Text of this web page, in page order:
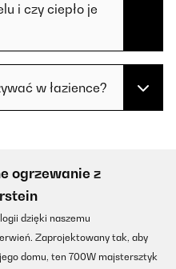
i czy ciepło je
w łazience?
ogrzewanie z
dzięki naszemu
Zaprojektowany tak, aby
domu, ten 700W majstersztyk